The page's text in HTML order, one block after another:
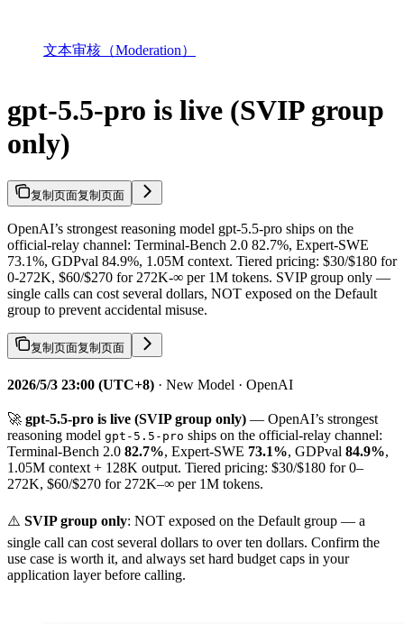
文本审核（Moderation）
gpt-5.5-pro is live (SVIP group
only)
复制页面复制页面
OpenAI’s strongest reasoning model gpt-5.5-pro ships on the
official-relay channel: Terminal-Bench 2.0 82.7%, Expert-SWE
73.1%, GDPval 84.9%, 1.05M context. Tiered pricing: $30/$180 for
0-272K, $60/$270 for 272K-∞ per 1M tokens. SVIP group only —
single calls can cost several dollars, NOT exposed on the Default
group to prevent accidental misuse.
复制页面复制页面
2026/5/3 23:00 (UTC+8) · New Model · OpenAI
🚀 gpt-5.5-pro is live (SVIP group only) — OpenAI’s strongest
reasoning model gpt-5.5-pro ships on the official-relay channel:
Terminal-Bench 2.0 82.7%, Expert-SWE 73.1%, GDPval 84.9%,
1.05M context + 128K output. Tiered pricing: $30/$180 for 0–
272K, $60/$270 for 272K–∞ per 1M tokens.
⚠️ SVIP group only: NOT exposed on the Default group — a
single call can cost several dollars to over ten dollars. Confirm the
use case is worth it, and always set hard budget caps in your
application layer before calling.